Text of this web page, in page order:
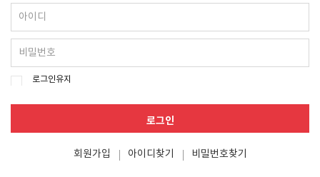
로그인유지
로그인
회원가입 아이디찾기 비밀번호찾기